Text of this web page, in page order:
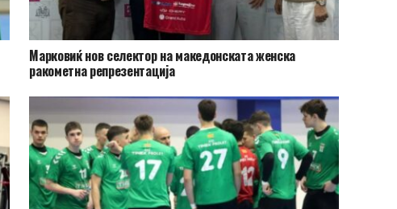
Марковиќ нов селектор на македонската женска
ракометна репрезентација